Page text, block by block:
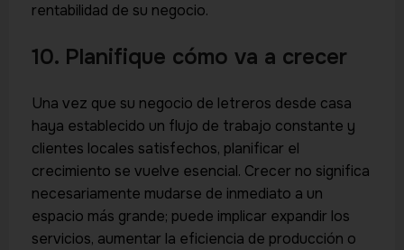
rentabilidad de su negocio.
10. Planifique cómo va a crecer
Una vez que su negocio de letreros desde casa
haya establecido un flujo de trabajo constante y
clientes locales satisfechos, planificar el
crecimiento se vuelve esencial. Crecer no significa
necesariamente mudarse de inmediato a un
espacio más grande; puede implicar expandir los
servicios, aumentar la eficiencia de producción o